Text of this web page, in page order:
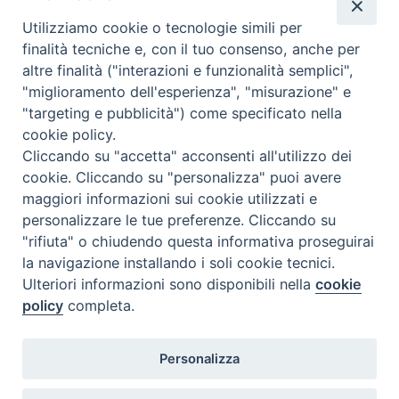
Diocesi
di Como
Diocesi di Como | piazza Grimoldi, 5
Riproduzione solo con permesso.
Utilizziamo cookie o tecnologie simili per
finalità tecniche e, con il tuo consenso, anche per
altre finalità ("interazioni e funzionalità semplici",
"miglioramento dell'esperienza", "misurazione" e
"targeting e pubblicità") come specificato nella
cookie policy.
Cliccando su "accetta" acconsenti all'utilizzo dei
cookie. Cliccando su "personalizza" puoi avere
maggiori informazioni sui cookie utilizzati e
personalizzare le tue preferenze. Cliccando su
"rifiuta" o chiudendo questa informativa proseguirai
la navigazione installando i soli cookie tecnici.
Ulteriori informazioni sono disponibili nellacookie
policy completa.
Personalizza